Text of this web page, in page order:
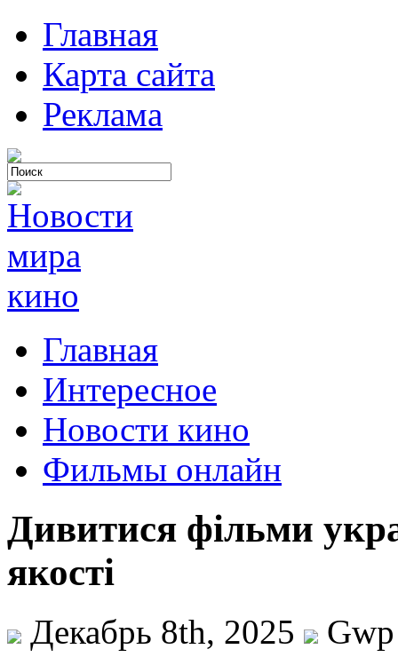
Главная
Карта сайта
Реклама
Главная
Интересное
Новости кино
Фильмы онлайн
Дивитися фільми
якості
Декабрь 8th, 2025
Gwp